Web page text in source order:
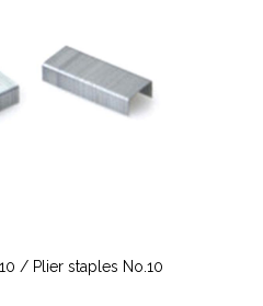
/ Plier staples No.10